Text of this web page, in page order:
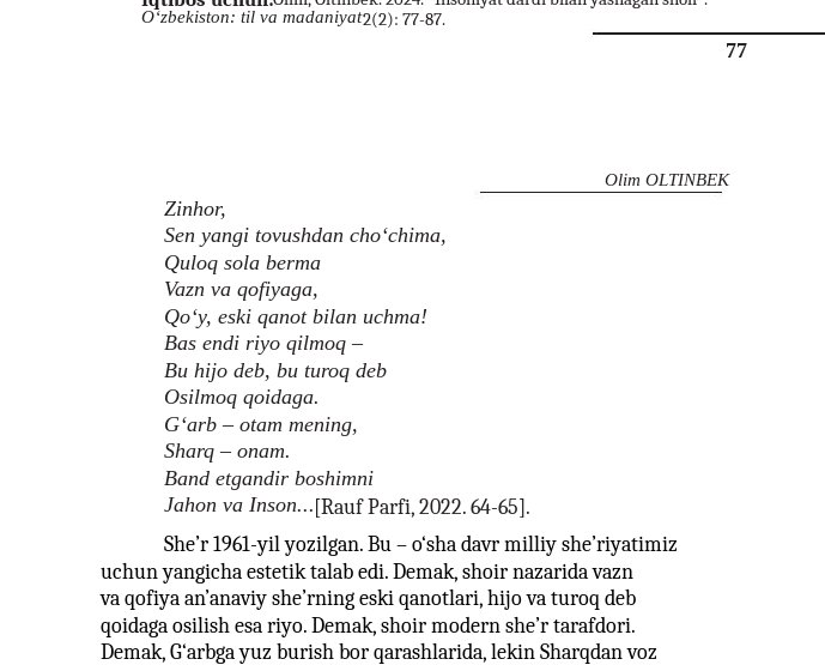
77
O‘zbekiston: til va madaniyat2(2): 77-87.
Olim OLTINBEK
Zinhor,
Sen yangi tovushdan cho‘chima,
Quloq sola berma
Vazn va qofiyaga,
Qo‘y, eski qanot bilan uchma!
Bas endi riyo qilmoq –
Bu hijo deb, bu turoq deb
Osilmoq qoidaga.
G‘arb – otam mening,
Sharq – onam.
Band etgandir boshimni
Jahon va Inson...[Rauf Parfi, 2022. 64-65].
She’r 1961-yil yozilgan. Bu – o‘sha davr milliy she’riyatimiz
uchun yangicha estetik talab edi. Demak, shoir nazarida vazn
va qofiya an’anaviy she’rning eski qanotlari, hijo va turoq deb
qoidaga osilish esa riyo. Demak, shoir modern she’r tarafdori.
Demak, G‘arbga yuz burish bor qarashlarida, lekin Sharqdan voz